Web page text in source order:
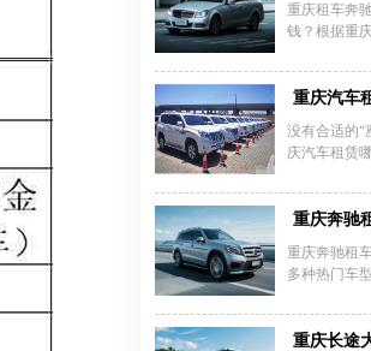
家庭旅游，
尊贵与便利
座商务车费
异，重庆嘉
话：023 -
办理便捷，
贴心服务，
重庆租车奔
钱？根据重
在500-800元
车型年份、
感型日租价
准为10000-
兼具豪华内
座布局适合
动及家庭出
小时救援及
型包含C级
重庆汽车
没有合适的“
庆汽车租赁
您放心的重
庆嘉诚汽车
等您驾驭!您
赁公司，从
重庆奔驰
重庆奔驰租
多种热门车
庆嘉诚租车
价为例，奔
重庆长途